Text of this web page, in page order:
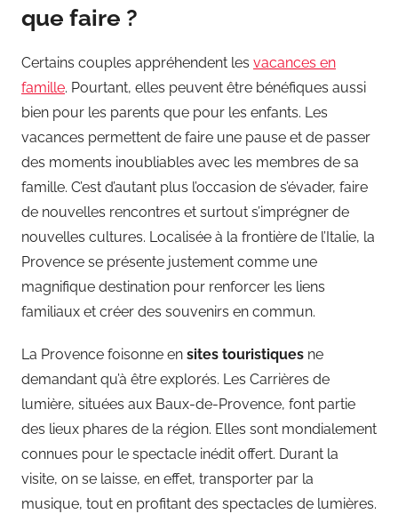
que faire ?
Certains couples appréhendent les vacances en
famille. Pourtant, elles peuvent être bénéfiques aussi
bien pour les parents que pour les enfants. Les
vacances permettent de faire une pause et de passer
des moments inoubliables avec les membres de sa
famille. C’est d’autant plus l’occasion de s’évader, faire
de nouvelles rencontres et surtout s’imprégner de
nouvelles cultures. Localisée à la frontière de l’Italie, la
Provence se présente justement comme une
magnifique destination pour renforcer les liens
familiaux et créer des souvenirs en commun.
La Provence foisonne en sites touristiques ne
demandant qu’à être explorés. Les Carrières de
lumière, situées aux Baux-de-Provence, font partie
des lieux phares de la région. Elles sont mondialement
connues pour le spectacle inédit offert. Durant la
visite, on se laisse, en effet, transporter par la
musique, tout en profitant des spectacles de lumières.